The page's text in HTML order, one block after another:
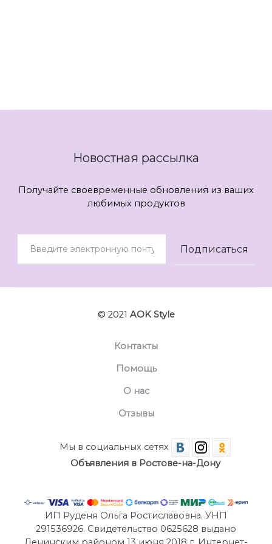
Новостная рассылка
Получайте своевременные обновления из ваших
любимых продуктов
© 2021 AOK Style
Контакты
Помощь
О нас
Отзывы
Мы в социальных сетях
Объявления в Ростове-на-Дону
ИП Руденя Ольга Ростиславовна. УНП
291536926. Свидетельство 0625628 выдано